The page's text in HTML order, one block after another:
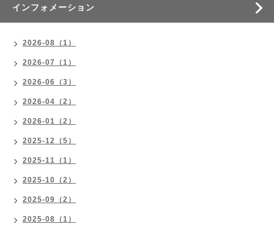
インフォメーション
2026-08（1）
2026-07（1）
2026-06（3）
2026-04（2）
2026-01（2）
2025-12（5）
2025-11（1）
2025-10（2）
2025-09（2）
2025-08（1）